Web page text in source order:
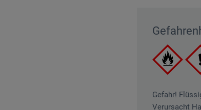
Gefahr!
Verursacht